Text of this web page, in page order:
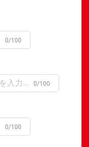
0/100
0/100
0/100